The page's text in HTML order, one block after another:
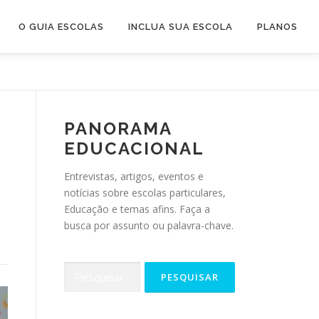
O GUIA ESCOLAS INCLUA SUA ESCOLA PLANOS
PANORAMA
EDUCACIONAL
Entrevistas, artigos, eventos e
notícias sobre escolas particulares,
Educação e temas afins. Faça a
busca por assunto ou palavra-chave.